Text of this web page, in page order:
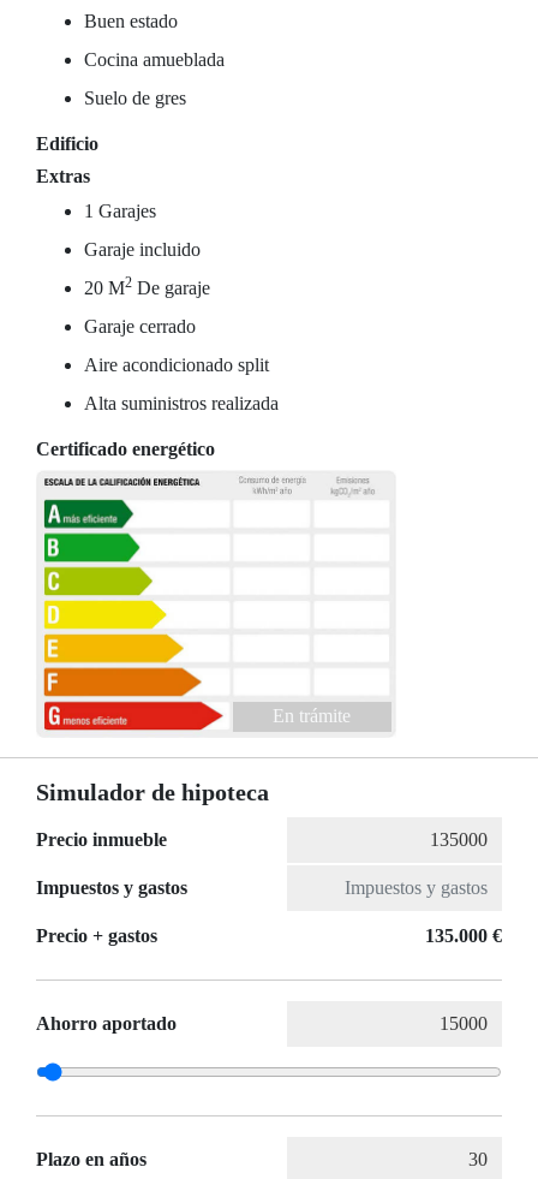
Buen estado
Cocina amueblada
Suelo de gres
Edificio
Extras
1 Garajes
Garaje incluido
20 M2 De garaje
Garaje cerrado
Aire acondicionado split
Alta suministros realizada
Certificado energético
En trámite
Simulador de hipoteca
Precio inmueble
Impuestos y gastos
Precio + gastos 135.000 €
Ahorro aportado
Plazo en años